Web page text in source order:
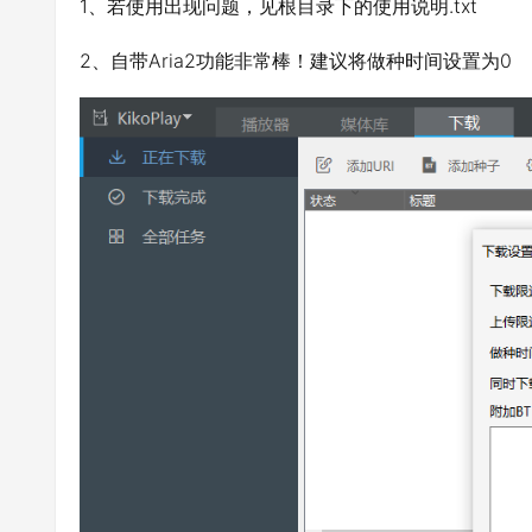
1、若使用出现问题，见根目录下的使用说明.txt
2、自带Aria2功能非常棒！建议将做种时间设置为0